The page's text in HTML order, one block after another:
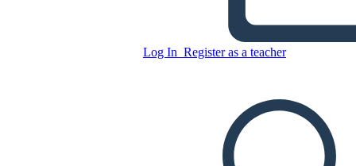
Log In Register as a teacher
Untitled Storyboard
CREATE A STORYBOARD
PLAY SLIDESHOW